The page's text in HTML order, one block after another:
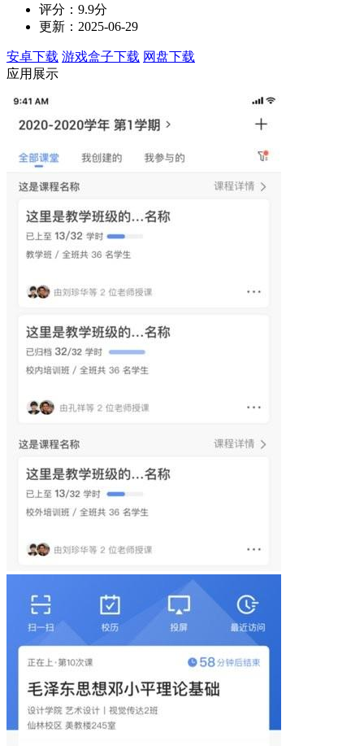
评分：9.9分
更新：2025-06-29
安卓下载 游戏盒子下载 网盘下载
应用展示